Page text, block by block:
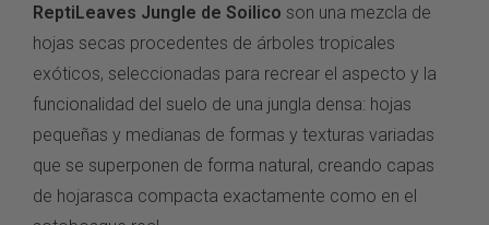
ReptiLeaves Jungle de Soilico son una mezcla de
hojas secas procedentes de árboles tropicales
exóticos, seleccionadas para recrear el aspecto y la
funcionalidad del suelo de una jungla densa: hojas
pequeñas y medianas de formas y texturas variadas
que se superponen de forma natural, creando capas
de hojarasca compacta exactamente como en el